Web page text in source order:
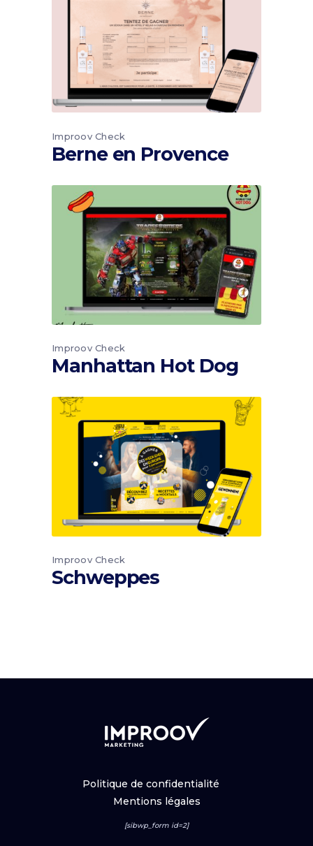
Improov Check
Berne en Provence
Improov Check
Manhattan Hot Dog
Improov Check
Schweppes
Politique de confidentialité
Mentions légales
[sibwp_form id=2]